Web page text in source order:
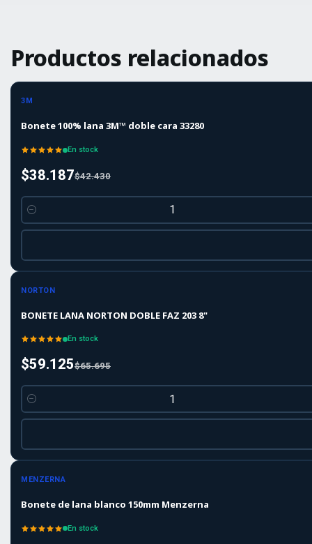
Productos relacionados
-10%
-10%
3M
Bonete 100% lana 3M™ doble cara 33280
En stock
$38.187$42.430
Cantidad
-10%OFF
NORTON
BONETE LANA NORTON DOBLE FAZ 203 8"
En stock
$59.125$65.695
Cantidad
MENZERNA
Bonete de lana blanco 150mm Menzerna
En stock